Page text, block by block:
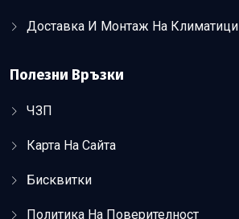
Доставка И Монтаж На Климатици
Полезни Връзки
ЧЗП
Карта На Сайта
Бисквитки
Политика На Поверителност